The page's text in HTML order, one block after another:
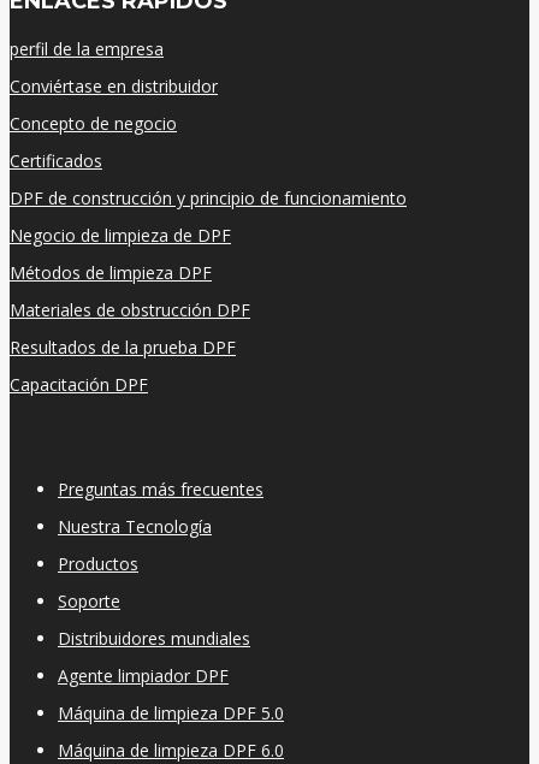
perfil de la empresa
Conviértase en distribuidor
Concepto de negocio
Certificados
DPF de construcción y principio de funcionamiento
Negocio de limpieza de DPF
Métodos de limpieza DPF
Materiales de obstrucción DPF
Resultados de la prueba DPF
Capacitación DPF
Preguntas más frecuentes
Nuestra Tecnología
Productos
Soporte
Distribuidores mundiales
Agente limpiador DPF
Máquina de limpieza DPF 5.0
Máquina de limpieza DPF 6.0